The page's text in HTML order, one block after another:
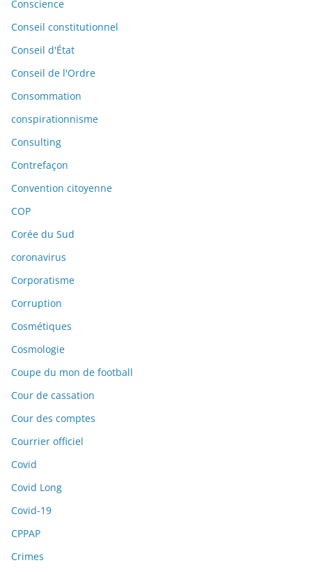
Conscience
Conseil constitutionnel
Conseil d'État
Conseil de l'Ordre
Consommation
conspirationnisme
Consulting
Contrefaçon
Convention citoyenne
COP
Corée du Sud
coronavirus
Corporatisme
Corruption
Cosmétiques
Cosmologie
Coupe du mon de football
Cour de cassation
Cour des comptes
Courrier officiel
Covid
Covid Long
Covid-19
CPPAP
Crimes